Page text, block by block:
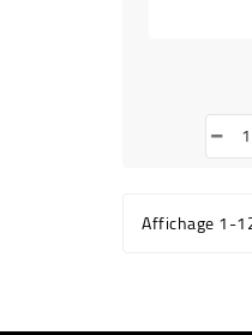
Affichage 1-